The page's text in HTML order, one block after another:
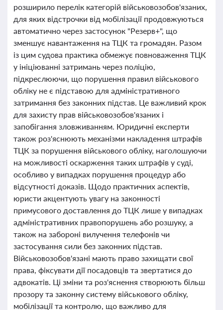
розширило перелік категорій військовозобов'язаних,
для яких відстрочки від мобілізації продовжуються
автоматично через застосунок "Резерв+", що
зменшує навантаження на ТЦК та громадян. Разом
із цим судова практика обмежує повноваження ТЦК
у ініціюванні затримань через поліцію,
підкреслюючи, що порушення правил військового
обліку не є підставою для адміністративного
затримання без законних підстав. Це важливий крок
для захисту прав військовозобов'язаних і
запобігання зловживанням. Юридичні експерти
також роз'яснюють механізми накладення штрафів
ТЦК за порушення військового обліку, наголошуючи
на можливості оскарження таких штрафів у суді,
особливо у випадках порушення процедур або
відсутності доказів. Щодо практичних аспектів,
юристи акцентують увагу на законності
примусового доставлення до ТЦК лише у випадках
адміністративних правопорушень або розшуку, а
також на забороні вилучення телефонів чи
застосування сили без законних підстав.
Військовозобов'язані мають право захищати свої
права, фіксувати дії посадовців та звертатися до
адвокатів. Ці зміни та роз'яснення створюють більш
прозору та законну систему військового обліку,
мобілізації та контролю, що важливо для